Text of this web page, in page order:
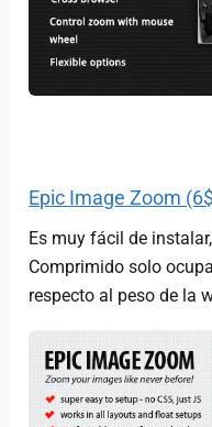
Epic Image Zoom
Es muy fácil de
Comprimido solo
respecto al peso de la